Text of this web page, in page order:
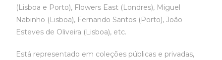
(Lisboa e Porto), Flowers East (Londres), Miguel
Nabinho (Lisboa), Fernando Santos (Porto), João
Esteves de Oliveira (Lisboa), etc.
Está representado em coleções públicas e privadas,